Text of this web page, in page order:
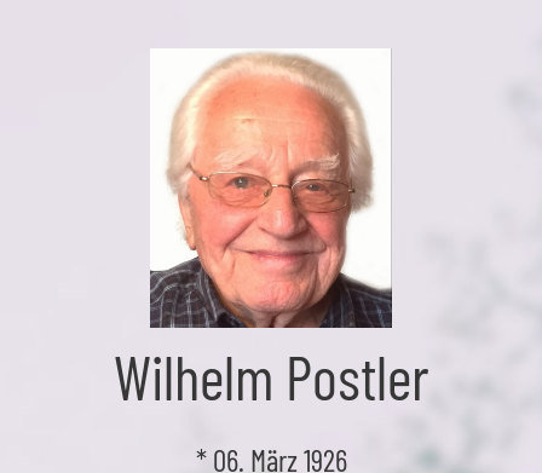
Wilhelm Postler
* 06. März 1926